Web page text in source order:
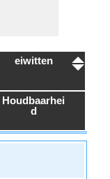
eiwitten
Houdbaarhei
d